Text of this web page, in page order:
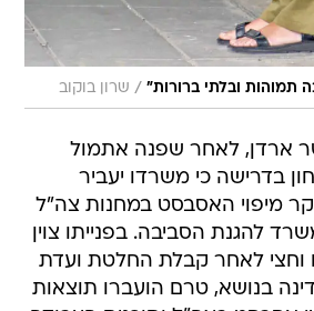
תמוהות ובלתי ברורות" / שרון בוקוב
ארדן, לאחר שפנה אתמול
בדרישה כי משרדו יעביר
מיפוי האסבסט במחנות צה"ל
להגנת הסביבה. בפנייתו צוין
וחצי לאחר קבלת החלטת ועדת
בנושא, טרם הועברו תוצאות